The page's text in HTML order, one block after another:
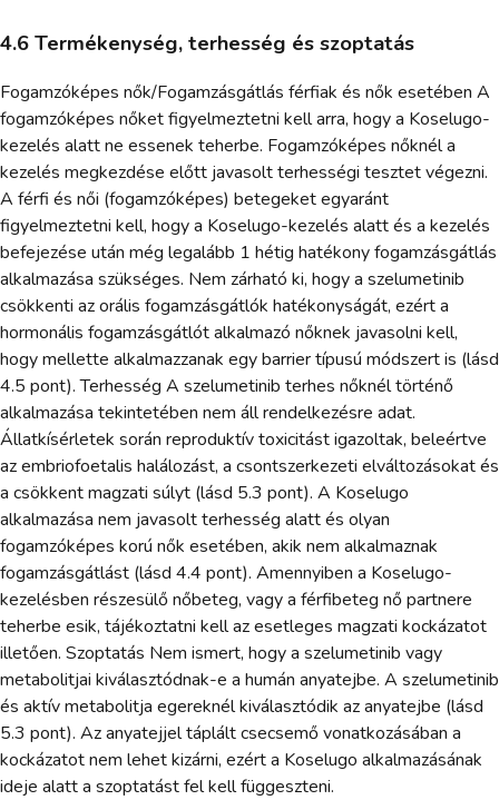
4.6 Termékenység, terhesség és szoptatás
Fogamzóképes nők/Fogamzásgátlás férfiak és nők esetében A
fogamzóképes nőket figyelmeztetni kell arra, hogy a Koselugo-
kezelés alatt ne essenek teherbe. Fogamzóképes nőknél a
kezelés megkezdése előtt javasolt terhességi tesztet végezni.
A férfi és női (fogamzóképes) betegeket egyaránt
figyelmeztetni kell, hogy a Koselugo-kezelés alatt és a kezelés
befejezése után még legalább 1 hétig hatékony fogamzásgátlás
alkalmazása szükséges. Nem zárható ki, hogy a szelumetinib
csökkenti az orális fogamzásgátlók hatékonyságát, ezért a
hormonális fogamzásgátlót alkalmazó nőknek javasolni kell,
hogy mellette alkalmazzanak egy barrier típusú módszert is (lásd
4.5 pont). Terhesség A szelumetinib terhes nőknél történő
alkalmazása tekintetében nem áll rendelkezésre adat.
Állatkísérletek során reproduktív toxicitást igazoltak, beleértve
az embriofoetalis halálozást, a csontszerkezeti elváltozásokat és
a csökkent magzati súlyt (lásd 5.3 pont). A Koselugo
alkalmazása nem javasolt terhesség alatt és olyan
fogamzóképes korú nők esetében, akik nem alkalmaznak
fogamzásgátlást (lásd 4.4 pont). Amennyiben a Koselugo-
kezelésben részesülő nőbeteg, vagy a férfibeteg nő partnere
teherbe esik, tájékoztatni kell az esetleges magzati kockázatot
illetően. Szoptatás Nem ismert, hogy a szelumetinib vagy
metabolitjai kiválasztódnak-e a humán anyatejbe. A szelumetinib
és aktív metabolitja egereknél kiválasztódik az anyatejbe (lásd
5.3 pont). Az anyatejjel táplált csecsemő vonatkozásában a
kockázatot nem lehet kizárni, ezért a Koselugo alkalmazásának
ideje alatt a szoptatást fel kell függeszteni.